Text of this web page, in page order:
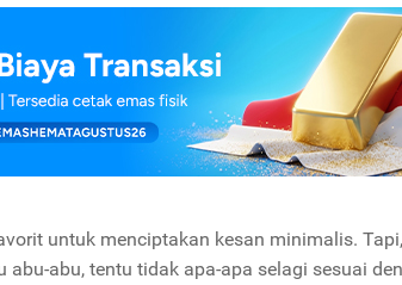
untuk menciptakan kesan minimalis.
abu, tentu tidak apa-apa selagi sesuai